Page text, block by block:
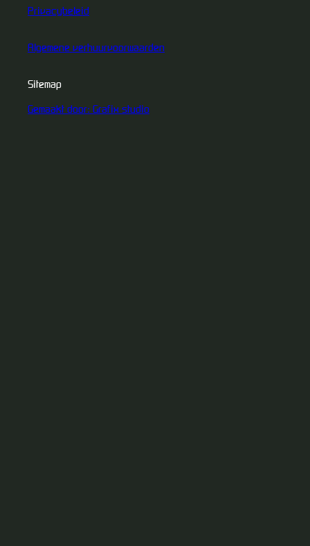
Privacybeleid
Algemene verhuurvoorwaarden
Sitemap
Gemaakt door: Grafix studio